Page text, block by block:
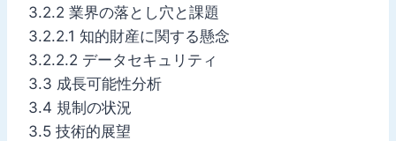
3.2.2 業界の落とし穴と課題
3.2.2.1 知的財産に関する懸念
3.2.2.2 データセキュリティ
3.3 成長可能性分析
3.4 規制の状況
3.5 技術的展望